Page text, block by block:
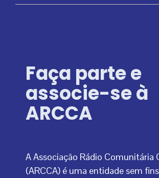
Faça parte e
associe-se à
ARCCA
A Associação Rádio Comunitária
(ARCCA) é uma entidade sem